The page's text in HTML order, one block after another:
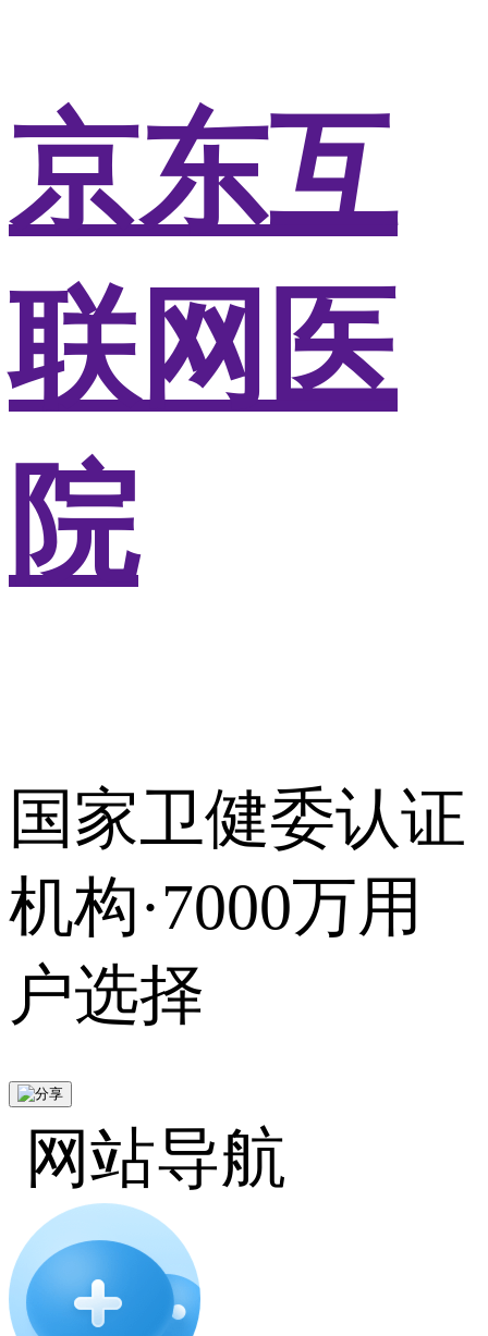
京东互
联网医
院
国家卫健委认证
机构·7000万用
户选择
网站导航